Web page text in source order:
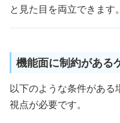
と見た目を両立できます。
機能面に制約がある
以下のような条件がある
視点が必要です。